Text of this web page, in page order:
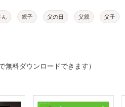
ん 親子 父の日 父親 父子
無料ダウンロードできます）